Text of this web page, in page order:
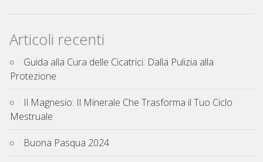
Articoli recenti
Guida alla Cura delle Cicatrici: Dalla Pulizia alla
Protezione
Il Magnesio: Il Minerale Che Trasforma il Tuo Ciclo
Mestruale
Buona Pasqua 2024